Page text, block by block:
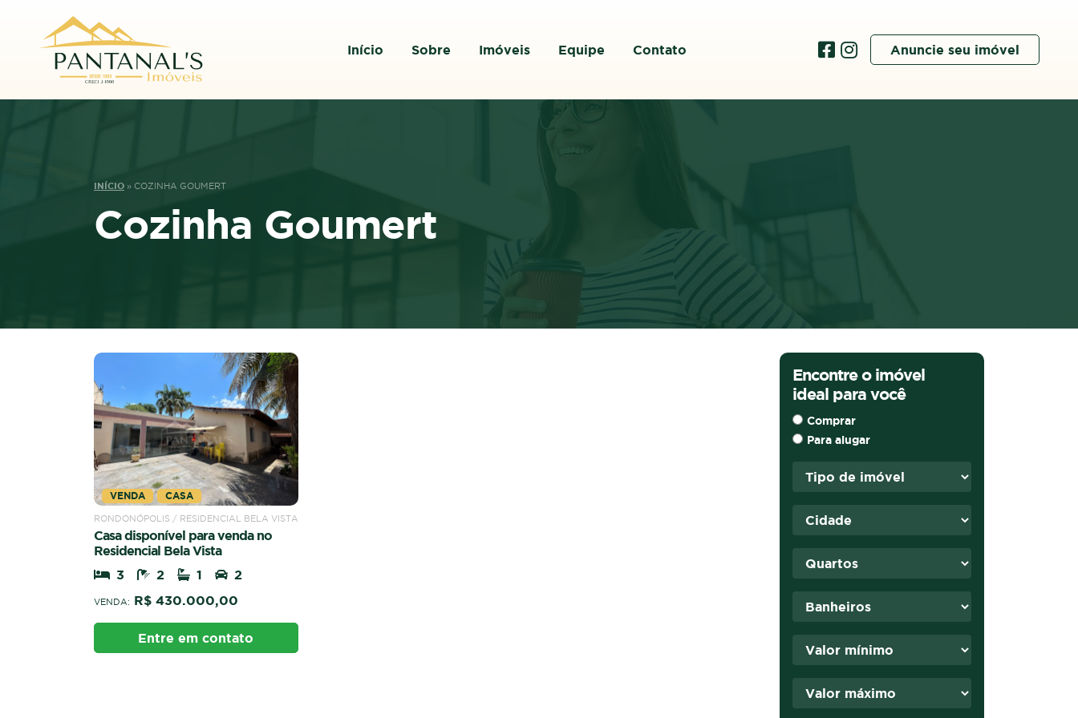
Início Sobre Imóveis Equipe Contato Anuncie seu imóvel
INÍCIO » COZINHA GOUMERT
Cozinha Goumert
VENDA CASA
RONDONÓPOLIS / RESIDENCIAL BELA VISTA
Casa disponível para venda no
Residencial Bela Vista
3
2 1 2
VENDA: R$ 430.000,00
Entre em contato
Encontre o imóvel
ideal para você
Comprar
Para alugar